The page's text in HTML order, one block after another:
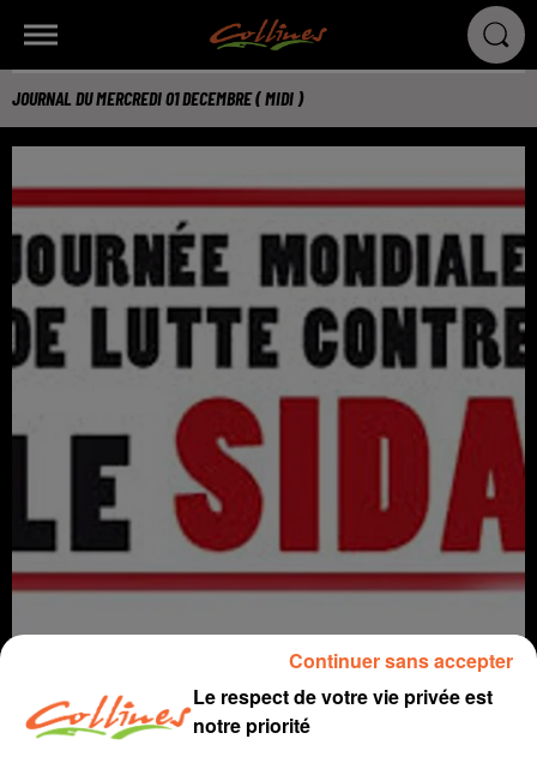
JOURNAL DU MERCREDI 01 DECEMBRE ( MIDI )
Le respect de votre vie privée est
notre priorité
Continuer sans accepter